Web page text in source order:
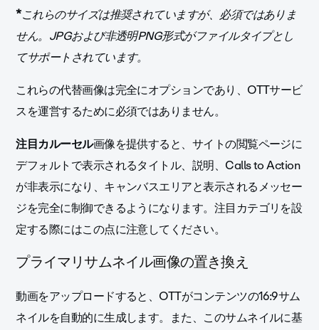
*これらのサイズは推奨されていますが、必須ではありま
せん。JPGおよび非透明PNG形式がファイルタイプとし
てサポートされています。
これらの代替画像は完全にオプションであり、OTTサービ
スを運営するために必須ではありません。
注目カルーセル画像を提供すると、サイトの閲覧ページに
デフォルトで表示されるタイトル、説明、Calls to Action
が非表示になり、キャンバスエリアと表示されるメッセー
ジを完全に制御できるようになります。注目カテゴリを設
定する際にはこの点に注意してください。
プライマリサムネイル画像の置き換え
動画をアップロードすると、OTTがコンテンツの16:9サム
ネイルを自動的に生成します。また、このサムネイルに基